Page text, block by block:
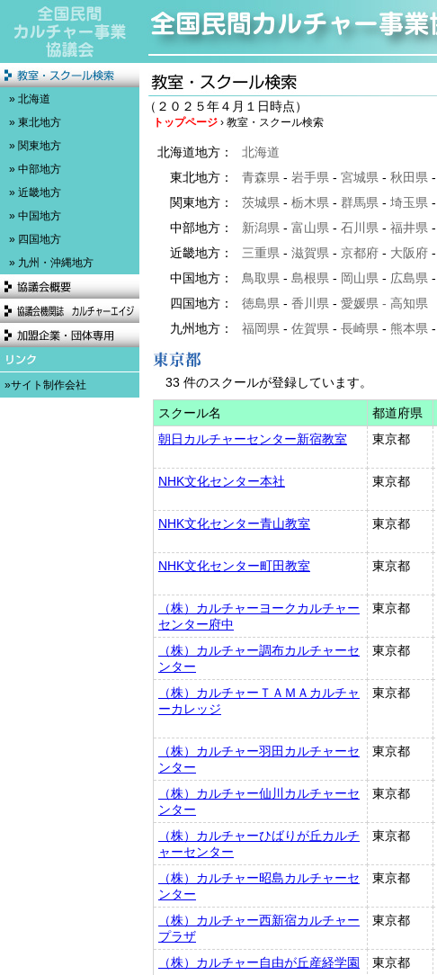
（２０２５年４月１日時点）
トップページ › 教室・スクール検索
北海道地方：
北海道
東北地方：
青森県 - 岩手県 - 宮城県 - 秋田県 -
関東地方：
茨城県 - 栃木県 - 群馬県 - 埼玉県 -
中部地方：
新潟県 - 富山県 - 石川県 - 福井県 -
近畿地方：
三重県 - 滋賀県 - 京都府 - 大阪府 -
中国地方：
鳥取県 - 島根県 - 岡山県 - 広島県 -
四国地方：
徳島県 - 香川県 - 愛媛県 - 高知県
九州地方：
福岡県 - 佐賀県 - 長崎県 - 熊本県 -
33 件のスクールが登録しています。
スクール名 都道府県
朝日カルチャーセンター新宿教室
東京都
NHK文化センター本社 東京都
NHK文化センター青山教室
東京都
NHK文化センター町田教室 東京都
（株）カルチャーヨークカルチャー
センター府中
東京都
（株）カルチャー調布カルチャーセ
ンター
東京都
（株）カルチャーＴＡＭＡカルチャ
ーカレッジ
東京都
（株）カルチャー羽田カルチャーセ
ンター
東京都
（株）カルチャー仙川カルチャーセ
ンター
東京都
（株）カルチャーひばりが丘カルチ
ャーセンター
東京都
（株）カルチャー昭島カルチャーセ
ンター
東京都
（株）カルチャー西新宿カルチャー
プラザ
東京都
（株）カルチャー自由が丘産経学園 東京都
» 北海道
» 東北地方
» 関東地方
» 中部地方
» 近畿地方
» 中国地方
» 四国地方
» 九州・沖縄地方
»サイト制作会社